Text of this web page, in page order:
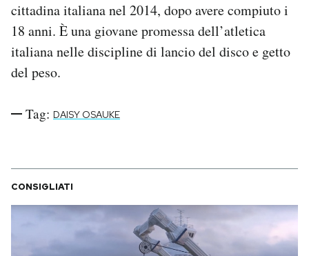
cittadina italiana nel 2014, dopo avere compiuto i
18 anni. È una giovane promessa dell’atletica
italiana nelle discipline di lancio del disco e getto
del peso.
Tag: DAISY OSAUKE
CONSIGLIATI